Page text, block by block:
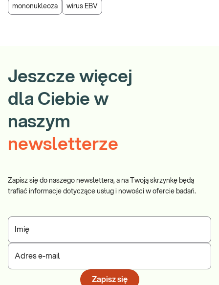
mononukleoza wirus EBV
Jeszcze więcej
dla Ciebie w
naszym
newsletterze
Zapisz się do naszego newslettera, a na Twoją skrzynkę będą
trafiać informacje dotyczące usług i nowości w ofercie badań.
Imię
Adres e-mail
Zapisz się